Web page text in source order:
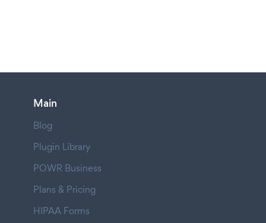
Main
Blog
Plugin Library
POWR Business
Plans & Pricing
HIPAA Forms